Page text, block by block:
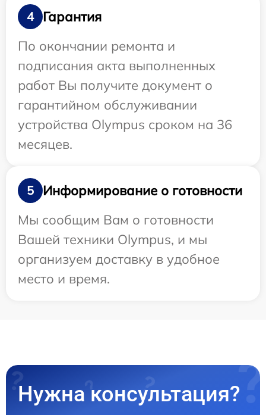
4
Гарантия
По окончании ремонта и
подписания акта выполненных
работ Вы получите документ о
гарантийном обслуживании
устройства Olympus сроком на 36
месяцев.
5
Информирование о готовности
Мы сообщим Вам о готовности
Вашей техники Olympus, и мы
организуем доставку в удобное
место и время.
Нужна консультация?